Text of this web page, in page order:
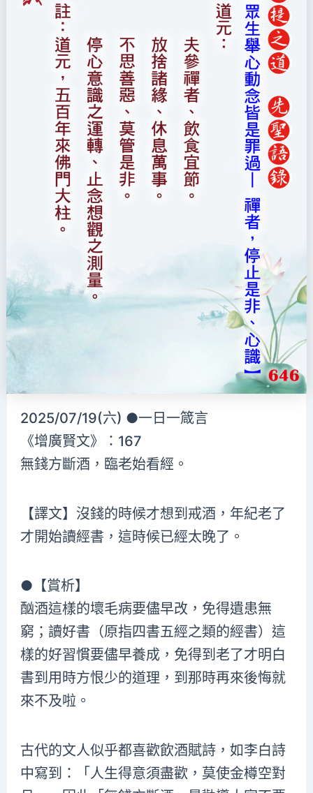
2025/07/19(六) ●一日一箴言
《增廣賢文》：167
無錢方斷酒，臨老始看經。
【譯文】沒錢的時候才想到戒酒，年紀老了
才開始讀經書，這時候已經太晚了。
●【賞析】
酗酒這樣的壞毛病要儘早改，免得遺患無
窮；讀好書（原指四書五經之類的經書）這
樣的好習慣要儘早養成，免得到老了才明白
書到用時方恨少的道理，到那時再來後悔就
來不及啦。
古代的文人似乎都喜歡飲酒賦詩，如李白詩
中寫到：「人生得意須盡歡，莫使金樽空對